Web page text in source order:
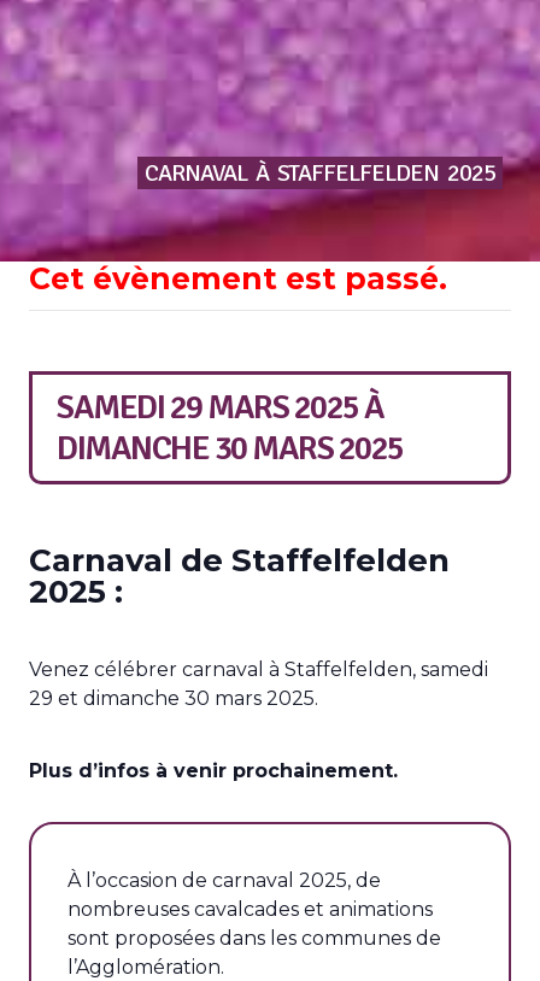
CARNAVAL À STAFFELFELDEN 2025
Cet évènement est passé.
SAMEDI 29 MARS 2025À
DIMANCHE 30 MARS 2025
Carnaval de Staffelfelden
2025 :
Venez célébrer carnaval à Staffelfelden, samedi
29 et dimanche 30 mars 2025.
Plus d’infos à venir prochainement.
À l’occasion de carnaval 2025, de
nombreuses cavalcades et animations
sont proposées dans les communes de
l’Agglomération.